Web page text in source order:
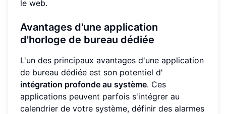
le web.
Avantages d'une application
d'horloge de bureau dédiée
L'un des principaux avantages d'une application
de bureau dédiée est son potentiel d'
intégration profonde au système. Ces
applications peuvent parfois s'intégrer au
calendrier de votre système, définir des alarmes